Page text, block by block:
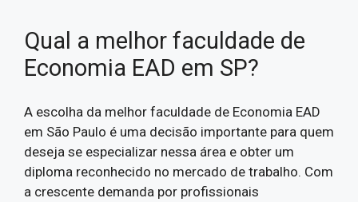
Qual a melhor faculdade de
Economia EAD em SP?
A escolha da melhor faculdade de Economia EAD
em São Paulo é uma decisão importante para quem
deseja se especializar nessa área e obter um
diploma reconhecido no mercado de trabalho. Com
a crescente demanda por profissionais